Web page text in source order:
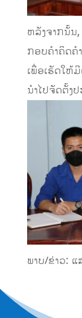
ຫລັງຈາກນັ້ນ
ກອບຄໍາຄິດຄໍ
ເພື່ອເຮັດໃຫ້
ນໍາໄປຈັດຕັ້ງ
ພາບ/ຂ່າວ: